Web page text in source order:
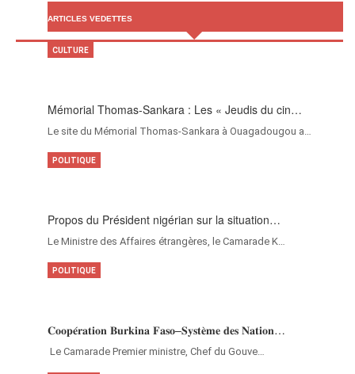
ARTICLES VEDETTES
Mémorial Thomas-Sankara : Les « Jeudis du cin…
Le site du Mémorial Thomas-Sankara à Ouagadougou a…
CULTURE
Propos du Président nigérian sur la situation…
Le Ministre des Affaires étrangères, le Camarade K…
POLITIQUE
𝐂𝐨𝐨𝐩𝐞́𝐫𝐚𝐭𝐢𝐨𝐧 𝐁𝐮𝐫𝐤𝐢𝐧𝐚 𝐅𝐚𝐬𝐨–𝐒𝐲𝐬𝐭𝐞̀𝐦𝐞 𝐝𝐞𝐬 𝐍𝐚𝐭𝐢𝐨𝐧…
‎Le Camarade Premier ministre, Chef du Gouve…
POLITIQUE